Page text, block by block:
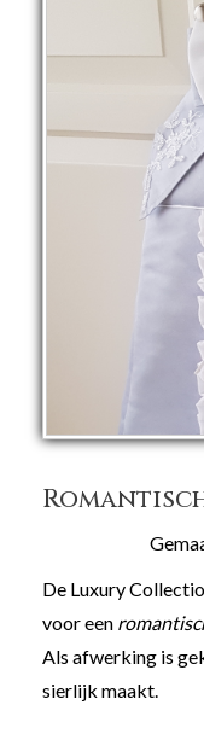
De Luxury
voor een
Als afwerking is
sierlijk maakt.